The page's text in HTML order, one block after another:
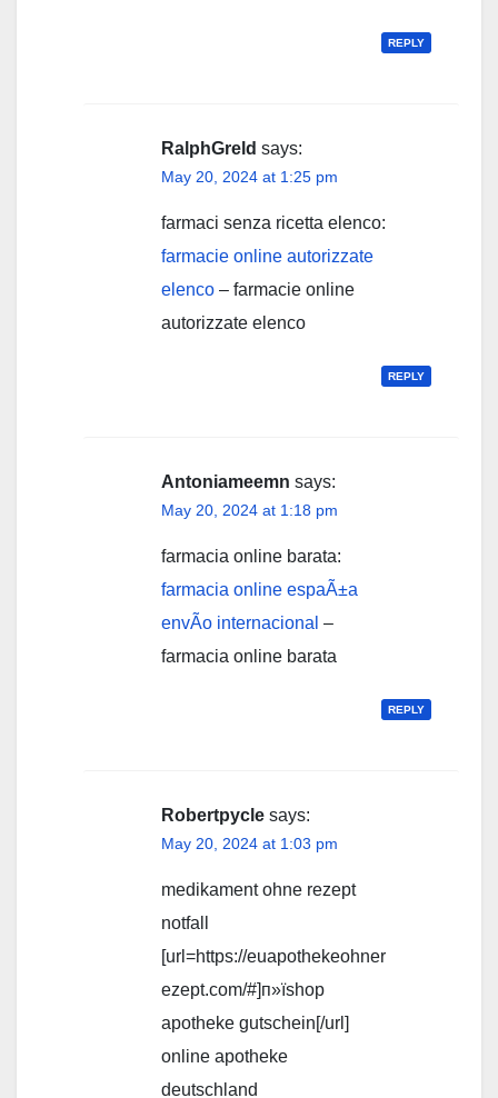
REPLY
RalphGreld says:
May 20, 2024 at 1:25 pm
farmaci senza ricetta elenco:
farmacie online autorizzate
elenco – farmacie online
autorizzate elenco
REPLY
Antoniameemn says:
May 20, 2024 at 1:18 pm
farmacia online barata:
farmacia online espaÃ±a
envÃ­o internacional –
farmacia online barata
REPLY
Robertpycle says:
May 20, 2024 at 1:03 pm
medikament ohne rezept
notfall
[url=https://euapothekeohner
ezept.com/#]п»їshop
apotheke gutschein[/url]
online apotheke
deutschland